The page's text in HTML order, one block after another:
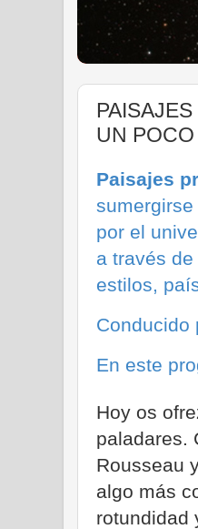
UN POCO
Paisajes
por el
a través
estilos,
Conducido
En este
Hoy os
paladares.
Rousseau
algo más
rotundidad